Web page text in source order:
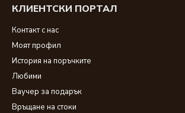
КЛИЕНТСКИ ПОРТАЛ
Контакт с нас
Моят профил
История на поръчките
Любими
Ваучер за подарък
Връщане на стоки